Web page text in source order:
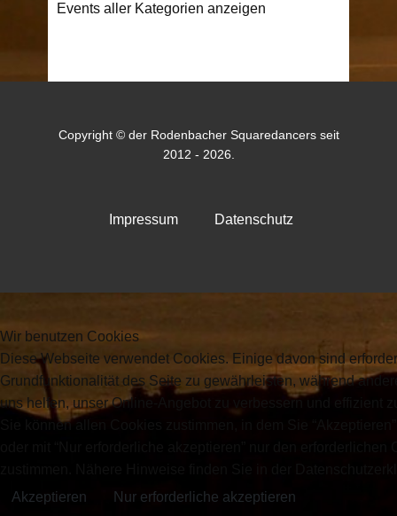
Events aller Kategorien anzeigen
Copyright © der Rodenbacher Squaredancers seit
2012 - 2026.
Impressum Datenschutz
Wir benutzen Cookies
Diese Webseite verwendet Cookies. Einige davon sind
Grundfunktionalität des Seite zu gewährleisten, während
uns helfen, unser Online-Angebot zu verbessern und effizient
Sie können allen Cookies zustimmen, in dem Sie
Akzeptieren
Nur erforderliche akzeptieren